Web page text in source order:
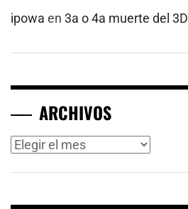
ipowa en 3a o 4a muerte del 3D
ARCHIVOS
Archivos